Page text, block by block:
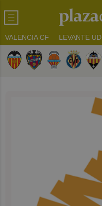
VALENCIA CF LEVANTE UD